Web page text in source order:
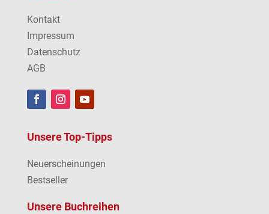
Kontakt
Impressum
Datenschutz
AGB
Unsere Top-Tipps
Neuerscheinungen
Bestseller
Unsere Buchreihen